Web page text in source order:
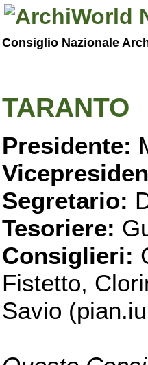
Consiglio Nazionale
TARANTO
Presidente:
Segretario:
Tesoriere:
Consiglieri:
Fistetto,
Savio